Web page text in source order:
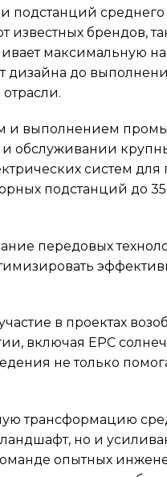
подстанций
известных брендов,
максимальную
до
и выполнением
обслуживании
систем для
подстанций до
передовых
в проектах
включая EPC
не только
трансформацию
но и
опытных